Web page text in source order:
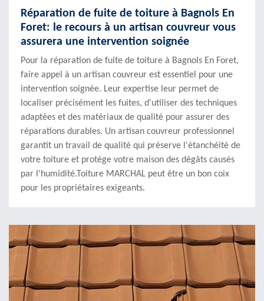
Réparation de fuite de toiture à Bagnols En
Foret: le recours à un artisan couvreur vous
assurera une intervention soignée
Pour la réparation de fuite de toiture à Bagnols En Foret,
faire appel à un artisan couvreur est essentiel pour une
intervention soignée. Leur expertise leur permet de
localiser précisément les fuites, d'utiliser des techniques
adaptées et des matériaux de qualité pour assurer des
réparations durables. Un artisan couvreur professionnel
garantit un travail de qualité qui préserve l'étanchéité de
votre toiture et protège votre maison des dégâts causés
par l'humidité.Toiture MARCHAL peut être un bon coix
pour les propriétaires exigeants.